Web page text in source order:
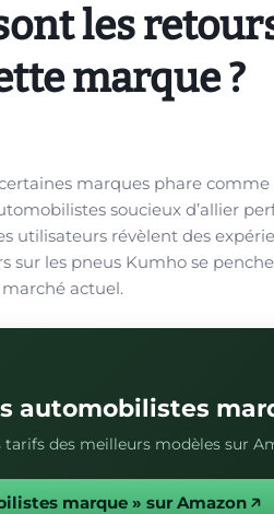
les
marque ?
marques phare
soucieux d’allier
utilisateurs révèlent des
sur les pneus Kumho se
actuel.
automobilistes
des meilleurs modèles sur
marque » sur Amazon